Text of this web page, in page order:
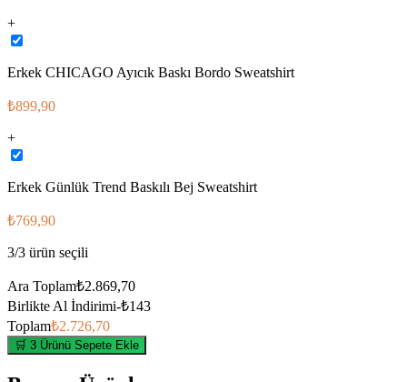
+
Erkek CHICAGO Ayıcık Baskı Bordo Sweatshirt
₺899,90
+
Erkek Günlük Trend Baskılı Bej Sweatshirt
₺769,90
3/3 ürün seçili
Ara Toplam₺2.869,70
Birlikte Al İndirimi-₺143
Toplam₺2.726,70
🛒 3 Ürünü Sepete Ekle